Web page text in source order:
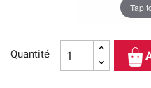
Tap
Quantité